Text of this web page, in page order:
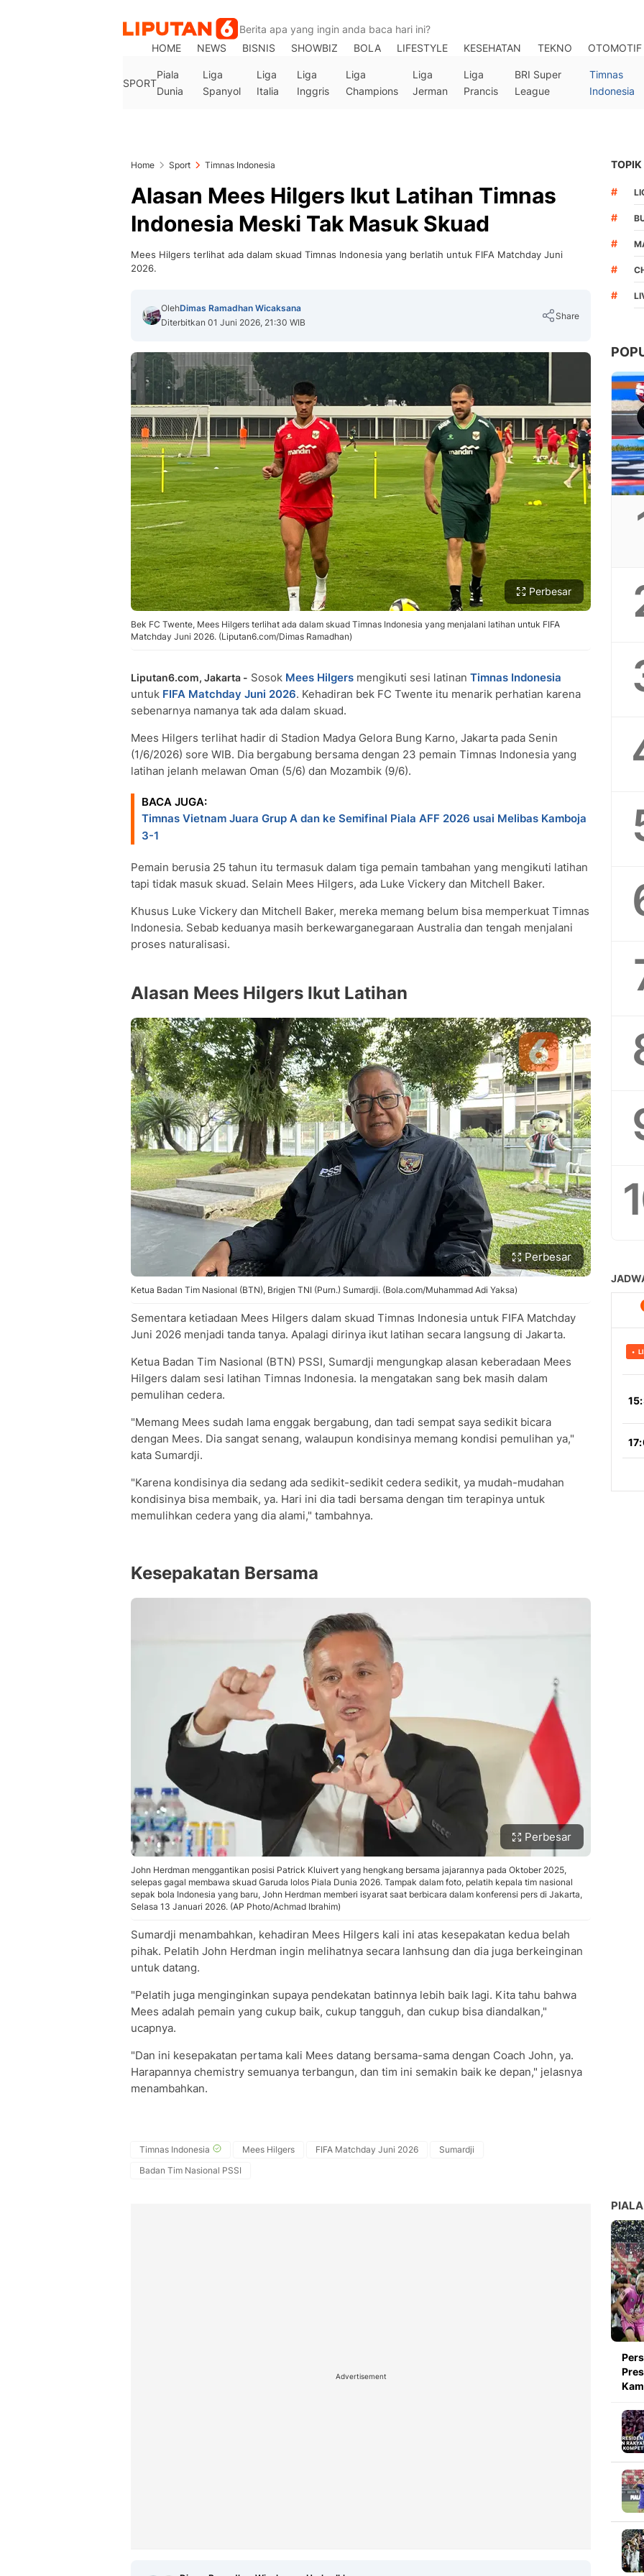
HOME
NEWS BISNIS SHOWBIZ BOLA LIFESTYLE KESEHATAN TEKNO OTOMOTIF
SPORT
Piala
Dunia
Liga
Spanyol
Liga
Italia
Liga
Inggris
Liga
Champions
Liga
Jerman
Liga
Prancis
BRI Super
League
Timnas
Indonesia
Home Sport Timnas Indonesia
Alasan Mees Hilgers Ikut Latihan Timnas
Indonesia Meski Tak Masuk Skuad
Mees Hilgers terlihat ada dalam skuad Timnas Indonesia yang berlatih untuk FIFA Matchday Juni
2026.
OlehDimas Ramadhan Wicaksana
Diterbitkan 01 Juni 2026, 21:30 WIB
Share
Copy Link
Perbesar
Bek FC Twente, Mees Hilgers terlihat ada dalam skuad Timnas Indonesia yang menjalani latihan untuk FIFA
Matchday Juni 2026. (Liputan6.com/Dimas Ramadhan)
Liputan6.com, Jakarta - Sosok Mees Hilgers mengikuti sesi latinan Timnas Indonesia
untuk FIFA Matchday Juni 2026. Kehadiran bek FC Twente itu menarik perhatian karena
sebenarnya namanya tak ada dalam skuad.
Mees Hilgers terlihat hadir di Stadion Madya Gelora Bung Karno, Jakarta pada Senin
(1/6/2026) sore WIB. Dia bergabung bersama dengan 23 pemain Timnas Indonesia yang
latihan jelanh melawan Oman (5/6) dan Mozambik (9/6).
BACA JUGA:
Timnas Vietnam Juara Grup A dan ke Semifinal Piala AFF 2026 usai Melibas Kamboja
3-1
Pemain berusia 25 tahun itu termasuk dalam tiga pemain tambahan yang mengikuti latihan
tapi tidak masuk skuad. Selain Mees Hilgers, ada Luke Vickery dan Mitchell Baker.
Khusus Luke Vickery dan Mitchell Baker, mereka memang belum bisa memperkuat Timnas
Indonesia. Sebab keduanya masih berkewarganegaraan Australia dan tengah menjalani
proses naturalisasi.
Alasan Mees Hilgers Ikut Latihan
Perbesar
Ketua Badan Tim Nasional (BTN), Brigjen TNI (Purn.) Sumardji. (Bola.com/Muhammad Adi Yaksa)
Sementara ketiadaan Mees Hilgers dalam skuad Timnas Indonesia untuk FIFA Matchday
Juni 2026 menjadi tanda tanya. Apalagi dirinya ikut latihan secara langsung di Jakarta.
Ketua Badan Tim Nasional (BTN) PSSI, Sumardji mengungkap alasan keberadaan Mees
Hilgers dalam sesi latihan Timnas Indonesia. Ia mengatakan sang bek masih dalam
pemulihan cedera.
"Memang Mees sudah lama enggak bergabung, dan tadi sempat saya sedikit bicara
dengan Mees. Dia sangat senang, walaupun kondisinya memang kondisi pemulihan ya,"
kata Sumardji.
"Karena kondisinya dia sedang ada sedikit-sedikit cedera sedikit, ya mudah-mudahan
kondisinya bisa membaik, ya. Hari ini dia tadi bersama dengan tim terapinya untuk
memulihkan cedera yang dia alami," tambahnya.
Kesepakatan Bersama
Perbesar
John Herdman menggantikan posisi Patrick Kluivert yang hengkang bersama jajarannya pada Oktober 2025,
selepas gagal membawa skuad Garuda lolos Piala Dunia 2026. Tampak dalam foto, pelatih kepala tim nasional
sepak bola Indonesia yang baru, John Herdman memberi isyarat saat berbicara dalam konferensi pers di Jakarta,
Selasa 13 Januari 2026. (AP Photo/Achmad Ibrahim)
Sumardji menambahkan, kehadiran Mees Hilgers kali ini atas kesepakatan kedua belah
pihak. Pelatih John Herdman ingin melihatnya secara lanhsung dan dia juga berkeinginan
untuk datang.
"Pelatih juga menginginkan supaya pendekatan batinnya lebih baik lagi. Kita tahu bahwa
Mees adalah pemain yang cukup baik, cukup tangguh, dan cukup bisa diandalkan,"
ucapnya.
"Dan ini kesepakatan pertama kali Mees datang bersama-sama dengan Coach John, ya.
Harapannya chemistry semuanya terbangun, dan tim ini semakin baik ke depan," jelasnya
menambahkan.
Timnas Indonesia Mees Hilgers FIFA Matchday Juni 2026
Sumardji
Badan Tim Nasional PSSI
Advertisement
TOPIK
#
#
#
#
#